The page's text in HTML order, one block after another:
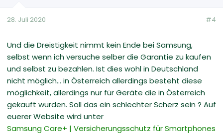
28. Juli 2020 #4
Und die Dreistigkeit nimmt kein Ende bei Samsung,
selbst wenn ich versuche selber die Garantie zu kaufen
und selbst zu bezahlen. Ist dies wohl in Deutschland
nicht möglich... in Österreich allerdings besteht diese
möglichkeit, allerdings nur für Geräte die in Österreich
gekauft wurden. Soll das ein schlechter Scherz sein ? Auf
euerer Website wird unter
Samsung Care+ | Versicherungsschutz für Smartphones